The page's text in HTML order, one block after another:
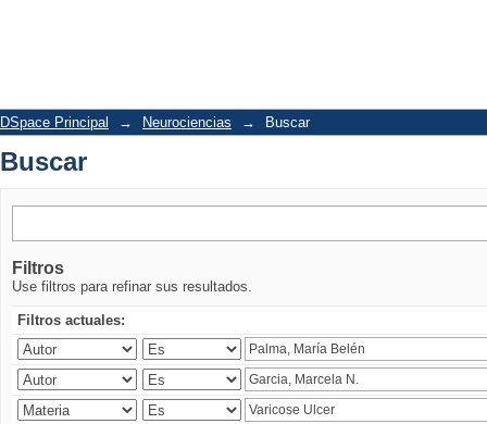
DSpace Principal → Neurociencias → Buscar
Buscar
Filtros
Use filtros para refinar sus resultados.
Filtros actuales: